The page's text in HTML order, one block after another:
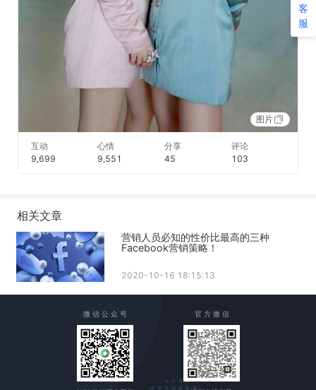
图片
互动
9,699
心情
9,551
分享
45
评论
103
相关文章
营销人员必知的性价比最高的三种
Facebook营销策略！
2020-10-16 18:15:13
客
服
微 信 公 众 号 官 方 微 信